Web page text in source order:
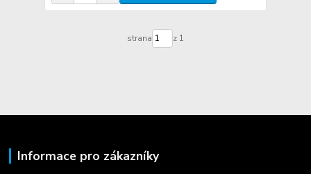
strana z 1
Informace pro zákazníky